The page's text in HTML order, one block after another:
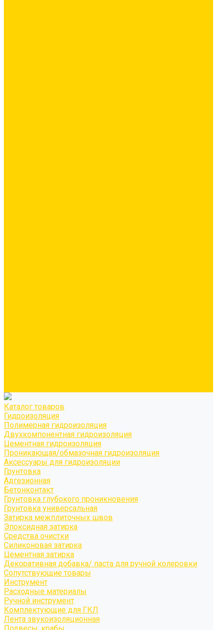
Каталог товаров
Гидроизоляция
Полимерная гидроизоляция
Двухкомпонентная гидроизоляция
Цементная гидроизоляция
Проникающая/обмазочная гидроизоляция
Аксессуары для гидроизоляции
Грунтовка
Адгезионная
Бетонконтакт
Грунтовка глубокого проникновения
Грунтовка универсальная
Затирка межплиточных швов
Эпоксидная затирка
Средства очистки
Силиконовая затирка
Цементная затирка
Декоративная добавка/ паста для ручной колеровки
Сопутствующие товары
Инструмент
Расходные материалы
Ручной инструмент
Комплектующие для ГКЛ
Лента звукоизоляционная